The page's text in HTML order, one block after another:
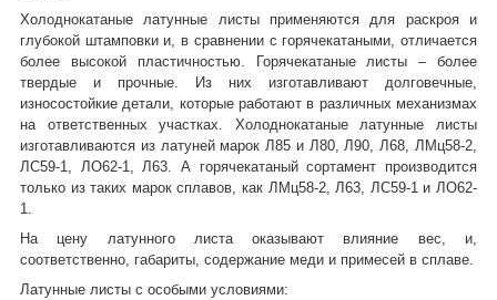
Холоднокатаные латунные листы применяются для раскроя и
глубокой штамповки и, в сравнении с горячекатаными, отличается
более высокой пластичностью. Горячекатаные листы – более
твердые и прочные. Из них изготавливают долговечные,
износостойкие детали, которые работают в различных механизмах
на ответственных участках. Холоднокатаные латунные листы
изготавливаются из латуней марок Л85 и Л80, Л90, Л68, ЛМц58-2,
ЛС59-1, ЛО62-1, Л63. А горячекатаный сортамент производится
только из таких марок сплавов, как ЛМц58-2, Л63, ЛС59-1 и ЛО62-
1.
На цену латунного листа оказывают влияние вес, и,
соответственно, габариты, содержание меди и примесей в сплаве.
Латунные листы с особыми условиями: